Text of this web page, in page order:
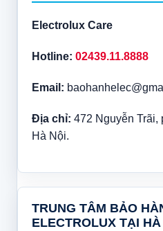
Electrolux Care
Hotline: 02439.11.8888
Email:
Địa chỉ: 472 Nguyễn
Hà Nội.
TRUNG TÂM BẢO
ELECTROLUX TẠI HÀ